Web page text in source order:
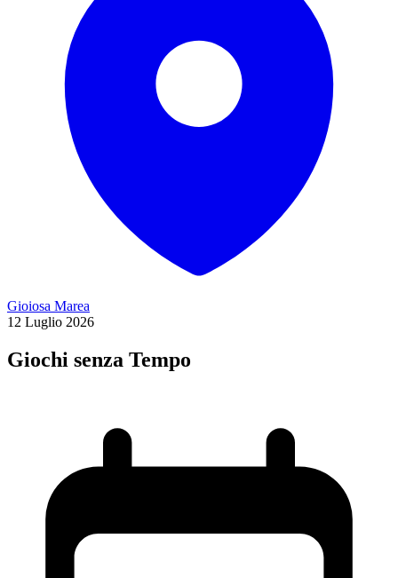
Gioiosa Marea
12 Luglio 2026
Giochi senza Tempo